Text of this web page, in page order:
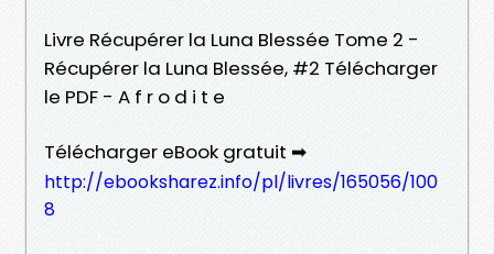
Livre Récupérer la Luna Blessée Tome 2 -
Récupérer la Luna Blessée, #2 Télécharger
le PDF - A f r o d i t e
Télécharger eBook gratuit ➡
http://ebooksharez.info/pl/livres/165056/100
8